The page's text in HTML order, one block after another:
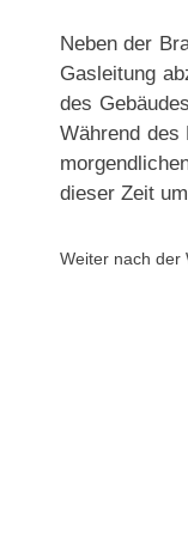
Neben der
Gasleitung
des
Während
dieser Zeit
Weiter nach der